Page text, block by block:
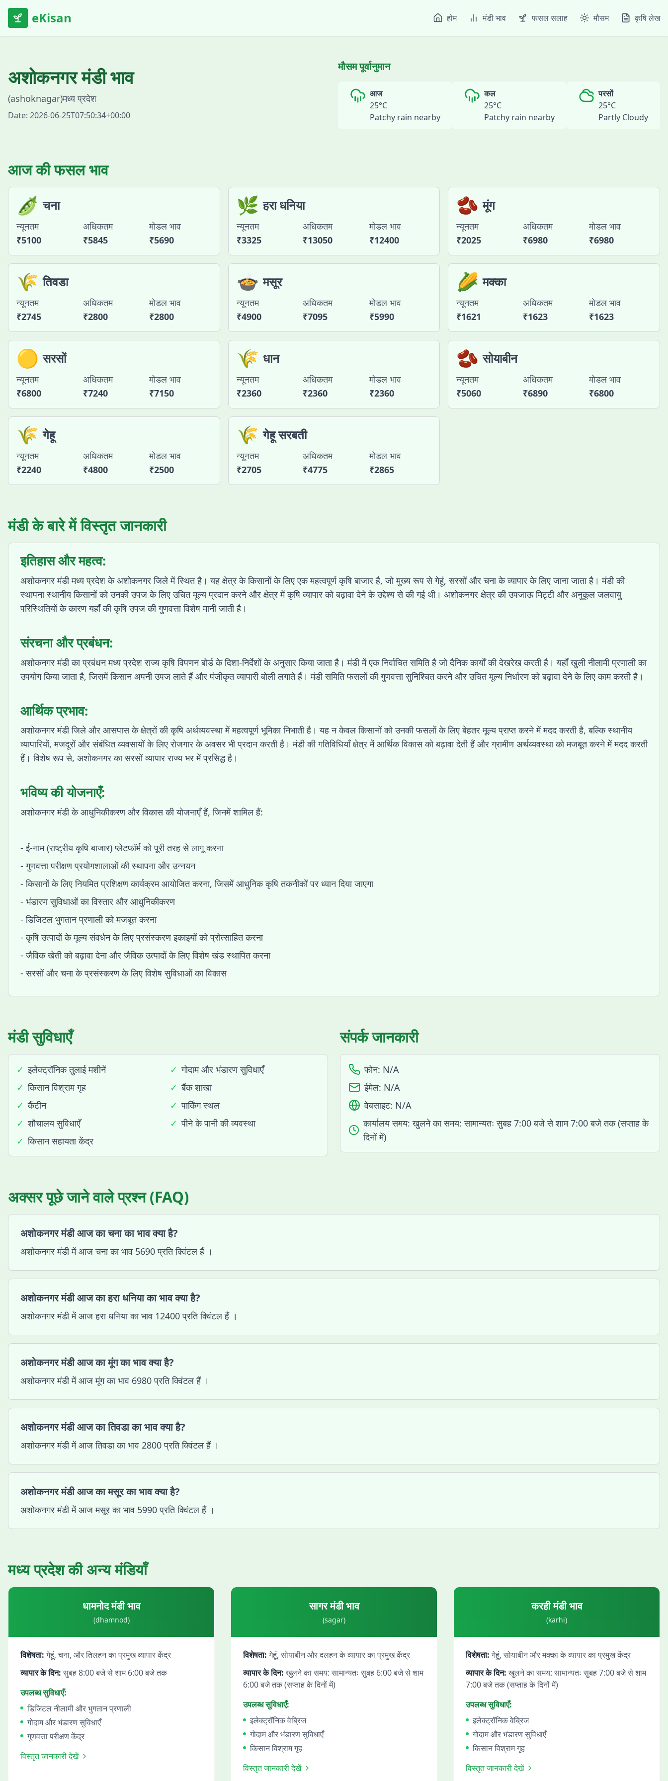
eKisan होम मंडी भाव फसल सलाह मौसम कृषि लेख
अशोकनगरमंडी भाव
(ashoknagar)मध्य प्रदेश
Date: 2026-06-25T07:50:34+00:00
मौसम पूर्वानुमान
आज
25°C
Patchy rain nearby
कल
25°C
Patchy rain nearby
परसों
25°C
Partly Cloudy
आज की फसल भाव
🫛 चना
न्यूनतम
₹5100
अधिकतम
₹5845
मोडल भाव
₹5690
🌿 हरा धनिया
न्यूनतम
₹3325
अधिकतम
₹13050
मोडल भाव
₹12400
🫘 मूंग
न्यूनतम
₹2025
अधिकतम
₹6980
मोडल भाव
₹6980
🌾 तिवडा
न्यूनतम
₹2745
अधिकतम
₹2800
मोडल भाव
₹2800
🍲 मसूर
न्यूनतम
₹4900
अधिकतम
₹7095
मोडल भाव
₹5990
🌽 मक्का
न्यूनतम
₹1621
अधिकतम
₹1623
मोडल भाव
₹1623
🟡 सरसों
न्यूनतम
₹6800
अधिकतम
₹7240
मोडल भाव
₹7150
🌾 धान
न्यूनतम
₹2360
अधिकतम
₹2360
मोडल भाव
₹2360
🫘 सोयाबीन
न्यूनतम
₹5060
अधिकतम
₹6890
मोडल भाव
₹6800
🌾 गेहू
न्यूनतम
₹2240
अधिकतम
₹4800
मोडल भाव
₹2500
🌾 गेहू सरबती
न्यूनतम
₹2705
अधिकतम
₹4775
मोडल भाव
₹2865
मंडी के बारे में विस्तृत जानकारी
इतिहास और महत्व:
अशोकनगर मंडी मध्य प्रदेश के अशोकनगर जिले में स्थित है। यह क्षेत्र के किसानों के लिए एक महत्वपूर्ण कृषि बाजार है, जो मुख्य रूप से गेहूं, सरसों और चना के व्यापार के लिए जाना जाता है। मंडी की
स्थापना स्थानीय किसानों को उनकी उपज के लिए उचित मूल्य प्रदान करने और क्षेत्र में कृषि व्यापार को बढ़ावा देने के उद्देश्य से की गई थी। अशोकनगर क्षेत्र की उपजाऊ मिट्टी और अनुकूल जलवायु
परिस्थितियों के कारण यहाँ की कृषि उपज की गुणवत्ता विशेष मानी जाती है।
संरचना और प्रबंधन:
अशोकनगर मंडी का प्रबंधन मध्य प्रदेश राज्य कृषि विपणन बोर्ड के दिशा-निर्देशों के अनुसार किया जाता है। मंडी में एक निर्वाचित समिति है जो दैनिक कार्यों की देखरेख करती है। यहाँ खुली नीलामी प्रणाली का
उपयोग किया जाता है, जिसमें किसान अपनी उपज लाते हैं और पंजीकृत व्यापारी बोली लगाते हैं। मंडी समिति फसलों की गुणवत्ता सुनिश्चित करने और उचित मूल्य निर्धारण को बढ़ावा देने के लिए काम करती है।
आर्थिक प्रभाव:
अशोकनगर मंडी जिले और आसपास के क्षेत्रों की कृषि अर्थव्यवस्था में महत्वपूर्ण भूमिका निभाती है। यह न केवल किसानों को उनकी फसलों के लिए बेहतर मूल्य प्राप्त करने में मदद करती है, बल्कि स्थानीय
व्यापारियों, मजदूरों और संबंधित व्यवसायों के लिए रोजगार के अवसर भी प्रदान करती है। मंडी की गतिविधियाँ क्षेत्र में आर्थिक विकास को बढ़ावा देती हैं और ग्रामीण अर्थव्यवस्था को मजबूत करने में मदद करती
हैं। विशेष रूप से, अशोकनगर का सरसों व्यापार राज्य भर में प्रसिद्ध है।
भविष्य की योजनाएँ:
अशोकनगर मंडी के आधुनिकीकरण और विकास की योजनाएँ हैं, जिनमें शामिल हैं:
- ई-नाम (राष्ट्रीय कृषि बाजार) प्लेटफॉर्म को पूरी तरह से लागू करना
- गुणवत्ता परीक्षण प्रयोगशालाओं की स्थापना और उन्नयन
- किसानों के लिए नियमित प्रशिक्षण कार्यक्रम आयोजित करना, जिसमें आधुनिक कृषि तकनीकों पर ध्यान दिया जाएगा
- भंडारण सुविधाओं का विस्तार और आधुनिकीकरण
- डिजिटल भुगतान प्रणाली को मजबूत करना
- कृषि उत्पादों के मूल्य संवर्धन के लिए प्रसंस्करण इकाइयों को प्रोत्साहित करना
- जैविक खेती को बढ़ावा देना और जैविक उत्पादों के लिए विशेष खंड स्थापित करना
- सरसों और चना के प्रसंस्करण के लिए विशेष सुविधाओं का विकास
मंडी सुविधाएँ
✓ इलेक्ट्रॉनिक तुलाई मशीनें ✓ गोदाम और भंडारण सुविधाएँ
✓ किसान विश्राम गृह ✓ बैंक शाखा
✓ कैंटीन ✓ पार्किंग स्थल
✓ शौचालय सुविधाएँ ✓ पीने के पानी की व्यवस्था
✓ किसान सहायता केंद्र
संपर्क जानकारी
फोन: N/A
ईमेल: N/A
वेबसाइट: N/A
कार्यालय समय:खुलने का समय: सामान्यतः सुबह 7:00 बजे से शाम 7:00 बजे तक (सप्ताह के
दिनों में)
अक्सर पूछे जाने वाले प्रश्न (FAQ)
अशोकनगर मंडी आज का चना का भाव क्या है?
अशोकनगर मंडी में आज चना का भाव 5690 प्रति क्विंटल हैं ।
अशोकनगर मंडी आज का हरा धनिया का भाव क्या है?
अशोकनगर मंडी में आज हरा धनिया का भाव 12400 प्रति क्विंटल हैं ।
अशोकनगर मंडी आज का मूंग का भाव क्या है?
अशोकनगर मंडी में आज मूंग का भाव 6980 प्रति क्विंटल हैं ।
अशोकनगर मंडी आज का तिवडा का भाव क्या है?
अशोकनगर मंडी में आज तिवडा का भाव 2800 प्रति क्विंटल हैं ।
अशोकनगर मंडी आज का मसूर का भाव क्या है?
अशोकनगर मंडी में आज मसूर का भाव 5990 प्रति क्विंटल हैं ।
मध्य प्रदेशकी अन्य मंडियाँ
धामनोदमंडी भाव
(dhamnod)
विशेषता: गेहूं, चना, और तिलहन का प्रमुख व्यापार केंद्र
व्यापार के दिन: सुबह 8:00 बजे से शाम 6:00 बजे तक
उपलब्ध सुविधाएँ:
डिजिटल नीलामी और भुगतान प्रणाली
गोदाम और भंडारण सुविधाएँ
गुणवत्ता परीक्षण केंद्र
विस्तृत जानकारी देखें
सागरमंडी भाव
(sagar)
विशेषता: गेहूं, सोयाबीन और दलहन के व्यापार का प्रमुख केंद्र
व्यापार के दिन: खुलने का समय: सामान्यतः सुबह 6:00 बजे से शाम
6:00 बजे तक (सप्ताह के दिनों में)
उपलब्ध सुविधाएँ:
इलेक्ट्रॉनिक वेब्रिज
गोदाम और भंडारण सुविधाएँ
किसान विश्राम गृह
विस्तृत जानकारी देखें
करहीमंडी भाव
(karhi)
विशेषता: गेहूं, सोयाबीन और मक्का के व्यापार का प्रमुख केंद्र
व्यापार के दिन: खुलने का समय: सामान्यतः सुबह 7:00 बजे से शाम
7:00 बजे तक (सप्ताह के दिनों में)
उपलब्ध सुविधाएँ:
इलेक्ट्रॉनिक वेब्रिज
गोदाम और भंडारण सुविधाएँ
किसान विश्राम गृह
विस्तृत जानकारी देखें